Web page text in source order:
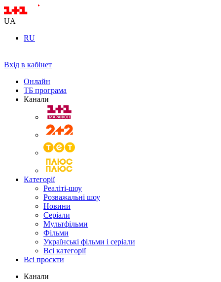
UA
RU
Вхід в кабінет
Онлайн
ТБ програма
Канали
Категорії
Реаліті-шоу
Розважальні шоу
Новини
Серіали
Мультфільми
Фільми
Українські фільми і серіали
Всі категорії
Всі проєкти
Канали